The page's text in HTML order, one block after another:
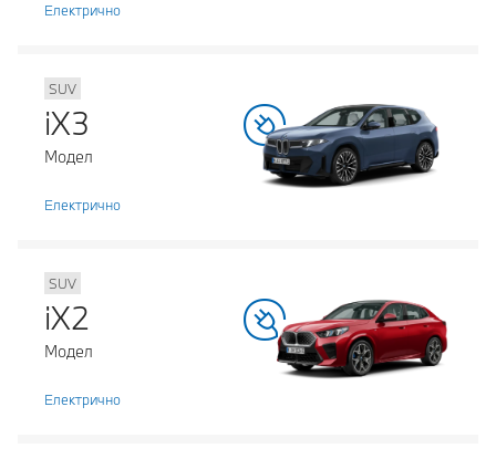
Електрично
SUV
iX3
Модел
Електрично
SUV
iX2
Модел
Електрично